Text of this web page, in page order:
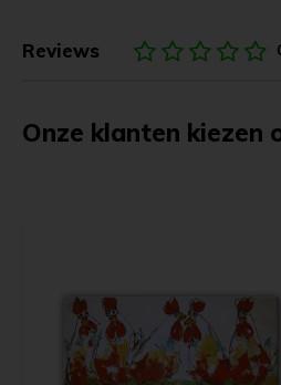
Reviews
Onze klanten kiezen